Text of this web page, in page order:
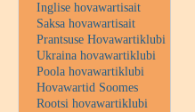
Inglise hovawartisait
Saksa hovawartisait
Prantsuse Hovawartiklubi
Ukraina hovawartiklubi
Poola hovawartiklubi
Hovawartid Soomes
Rootsi hovawartiklubi